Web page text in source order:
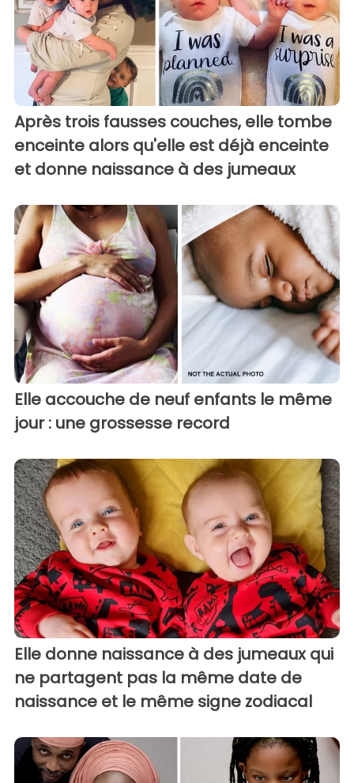
Après trois fausses couches, elle tombe
enceinte alors qu'elle est déjà enceinte
et donne naissance à des jumeaux
Elle accouche de neuf enfants le même
jour : une grossesse record
Elle donne naissance à des jumeaux qui
ne partagent pas la même date de
naissance et le même signe zodiacal